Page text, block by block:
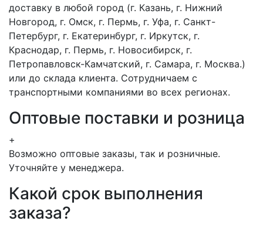
доставку в любой город (г. Казань, г. Нижний
Новгород, г. Омск, г. Пермь, г. Уфа, г. Санкт-
Петербург, г. Екатеринбург, г. Иркутск, г.
Краснодар, г. Пермь, г. Новосибирск, г.
Петропавловск-Камчатский, г. Самара, г. Москва.)
или до склада клиента. Сотрудничаем с
транспортными компаниями во всех регионах.
Оптовые поставки и розница
+
Возможно оптовые заказы, так и розничные.
Уточняйте у менеджера.
Какой срок выполнения
заказа?